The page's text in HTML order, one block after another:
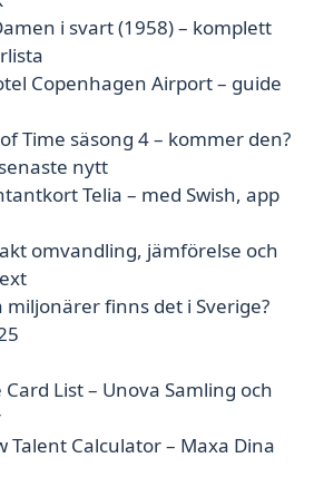
i svart (1958) – komplett
Copenhagen Airport – guide
Time säsong 4 – kommer den?
nytt
Telia – med Swish, app
omvandling, jämförelse och
finns det i Sverige?
List – Unova Samling och
Talent Calculator – Maxa Dina